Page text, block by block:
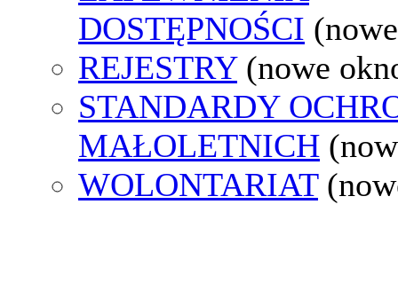
DOSTĘPNOŚCI
REJESTRY (nowe
STANDARDY
MAŁOLETNICH
WOLONTARIAT